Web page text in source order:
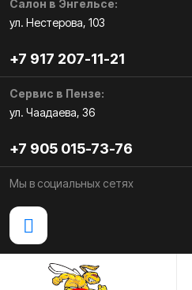
Салон в Энгельсе:
ул. Нестерова, 103
+7 917 207-11-21
Сервис в Пензе:
ул. Чаадаева, 36
+7 905 015-73-76
Мы в социальных сетях